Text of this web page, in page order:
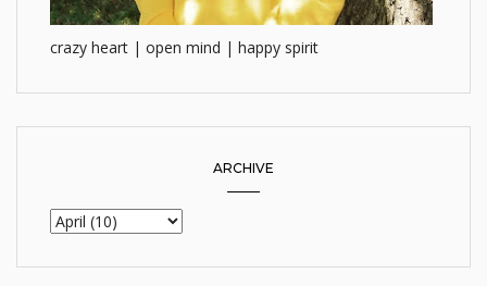
crazy heart | open mind | happy spirit
ARCHIVE